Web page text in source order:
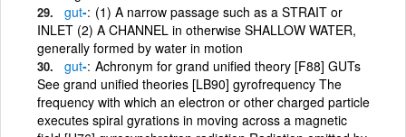
gut- (1) A narrow passage such as a STRAIT or
INLET (2) A CHANNEL in otherwise SHALLOW WATER,
generally formed by water in motion
gut- Achronym for grand unified theory [F88] GUTs
See grand unified theories [LB90] gyrofrequency The
frequency with which an electron or other charged particle
executes spiral gyrations in moving across a magnetic